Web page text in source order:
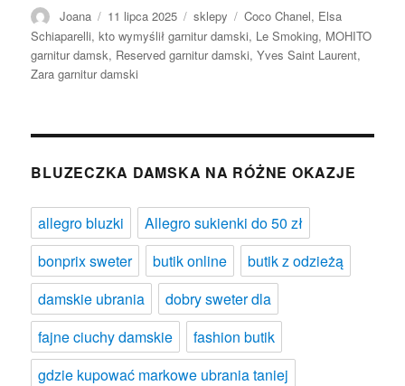
Autor
Joana Opublikowano
11 lipca 2025 Kategorie
sklepy Tagi
Coco Chanel, Elsa
Schiaparelli,kto wymyślił garnitur damski, Le Smoking, MOHITO
garnitur damsk, Reserved garnitur damski,Yves Saint Laurent,
Zara garnitur damski
BLUZECZKA DAMSKA NA RÓŻNE OKAZJE
allegro bluzki
Allegro sukienki do 50 zł
bonprix sweter
butik online
butik z odzieżą
damskie ubrania
dobry sweter dla
fajne ciuchy damskie
fashion butik
gdzie kupować markowe ubrania taniej